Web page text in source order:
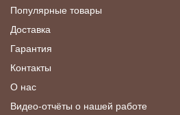
Популярные товары
Доставка
Гарантия
Контакты
О нас
Видео-отчёты о нашей работе